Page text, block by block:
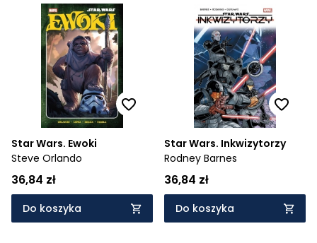
Star Wars. Ewoki
Steve Orlando
36,84 zł
Do koszyka
Star Wars. Inkwizytorzy
Rodney Barnes
36,84 zł
Do koszyka